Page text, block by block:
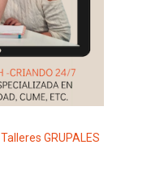
Talleres GRUPALES